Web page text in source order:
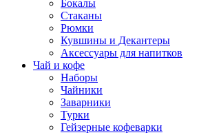
Бокалы
Стаканы
Рюмки
Кувшины и Декантеры
Аксессуары для напитков
Чай и кофе
Наборы
Чайники
Заварники
Турки
Гейзерные кофеварки